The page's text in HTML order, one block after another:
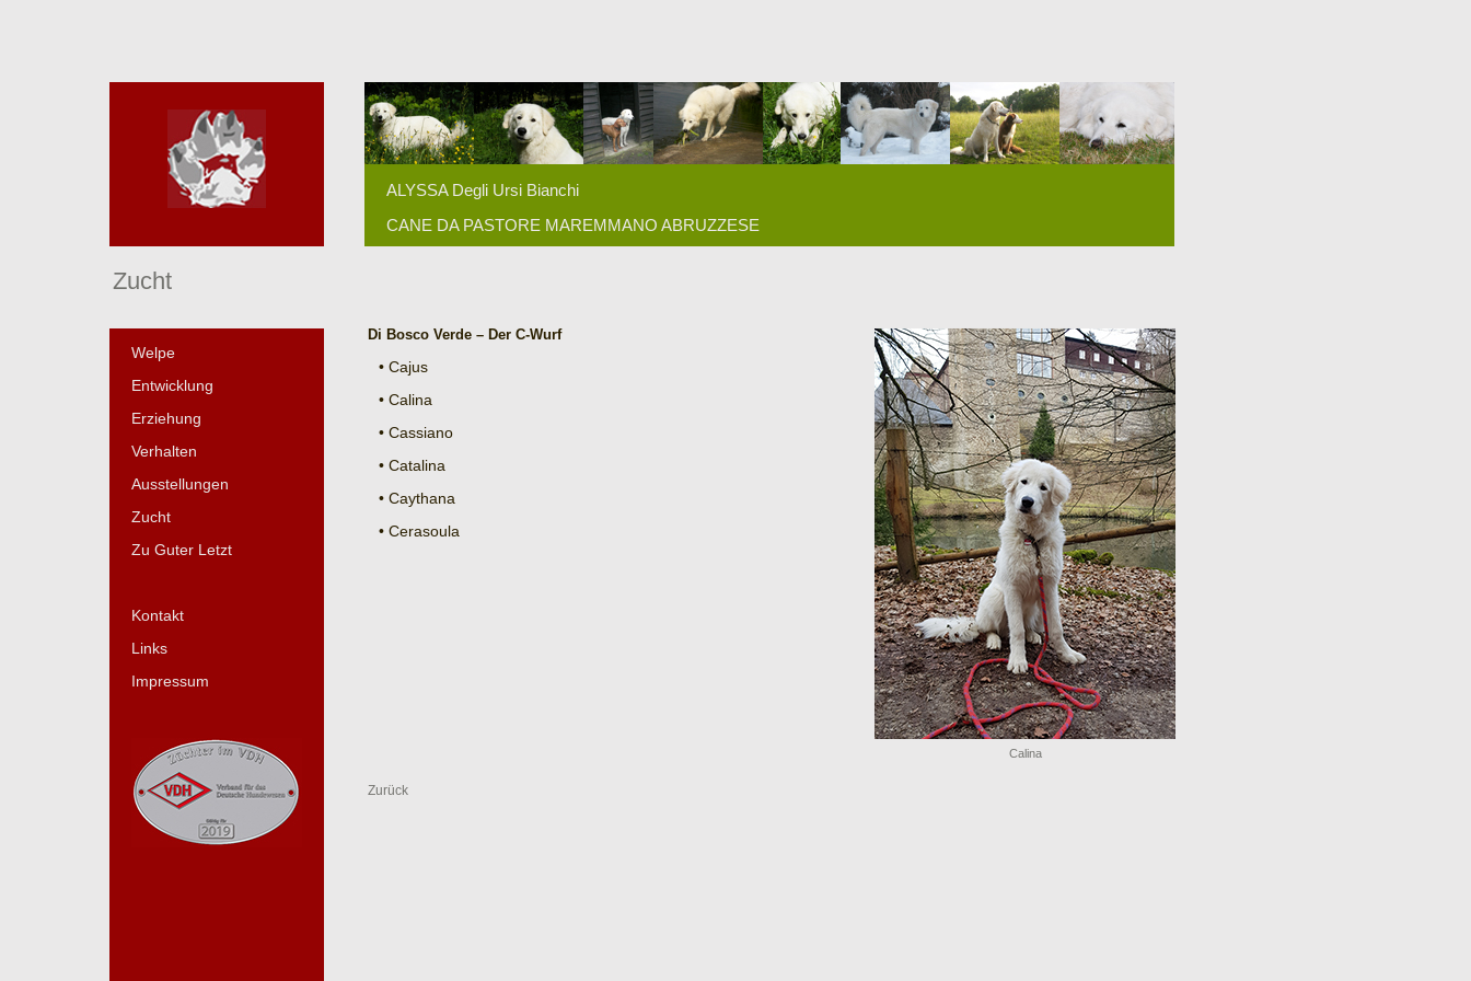
ALYSSA Degli Ursi Bianchi
CANE DA PASTORE MAREMMANO ABRUZZESE
Welpe
Entwicklung
Erziehung
Verhalten
Ausstellungen
Zucht
Zu Guter Letzt
Kontakt
Links
Impressum
Zucht
Di Bosco Verde – Der C-Wurf
• Cajus
• Calina
• Cassiano
• Catalina
• Caythana
• Cerasoula
Calina
Zurück